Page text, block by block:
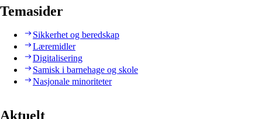
Temasider
Sikkerhet og beredskap
Læremidler
Digitalisering
Samisk i barnehage og skole
Nasjonale minoriteter
Aktuelt